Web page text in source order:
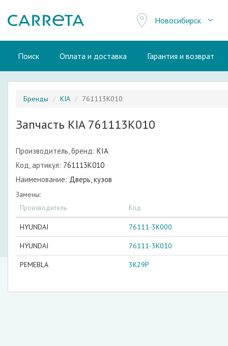
Новосибирск
Поиск Оплата и доставка Гарантия и возврат
Бренды KIA 761113K010
Запчасть KIA 761113K010
Производитель, бренд: KIA
Код, артикул: 761113K010
Наименование: Дверь, кузов
Замены:
Производитель Код
HYUNDAI 76111-3K000
HYUNDAI 76111-3K010
PEMEBLA 3K29P